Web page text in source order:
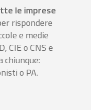
le imprese
rispondere
e medie
CIE o CNS e
o PA.